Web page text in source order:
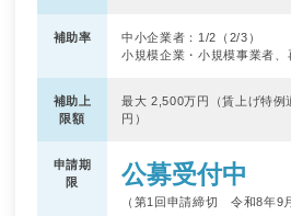
補助率
中小企業者：1/2（2/3）
小規模企業・小規模事業者
補助上
限額
最大 2,500万円（賃上げ特例
円）
申請期
限
公募受付中
（第1回申請締切 令和8年9